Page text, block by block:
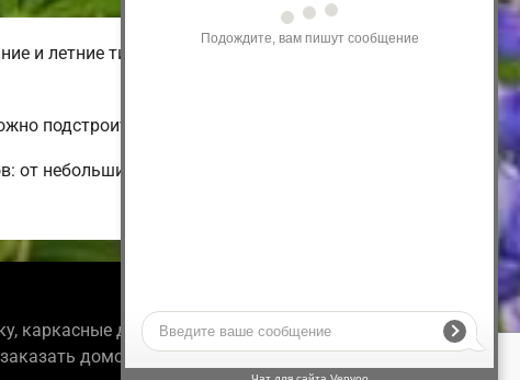
и летние типы малогабаритных
подстроить по своим вкусам.
небольших 1-этажных и дешевых
каркасные дома под ключ для пмж.
домокомплект.
Здравствуйте! Я могу
проконсультировать Вас по нашим
акциям и проектам.